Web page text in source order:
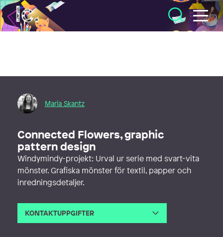
Illustratörcentrum
Maria Skantz
Connected Flowers, graphic
pattern design
Windymindy-projekt: Urval ur serie med svart-vita
mönster. Grafiska mönster för textil, papper och
inredningsdetaljer.
KONTAKTUPPGIFTER